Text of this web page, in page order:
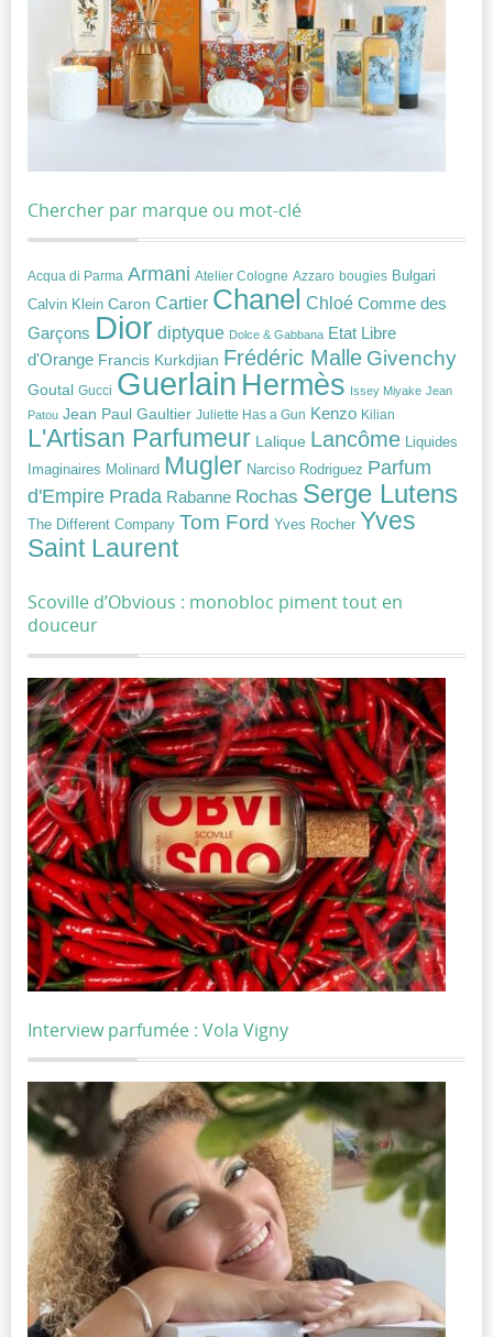
Chercher par marque ou mot-clé
Acqua di Parma Armani Atelier Cologne Azzaro bougies Bulgari
Calvin Klein Caron Cartier Chanel Chloé Comme des
Garçons Dior diptyque Dolce & Gabbana Etat Libre
d'Orange Francis Kurkdjian Frédéric Malle Givenchy
Goutal Gucci Guerlain Hermès Issey Miyake Jean
Patou Jean Paul Gaultier Juliette Has a Gun Kenzo Kilian
L'Artisan Parfumeur Lalique Lancôme Liquides
Imaginaires Molinard Mugler Narciso Rodriguez Parfum
d'Empire Prada Rabanne Rochas Serge Lutens
The Different Company Tom Ford Yves Rocher Yves
Saint Laurent
Scoville d’Obvious : monobloc piment tout en
douceur
Interview parfumée : Vola Vigny